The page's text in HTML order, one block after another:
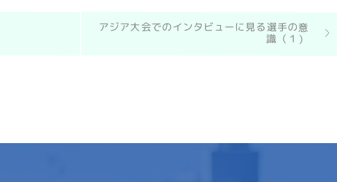
アジア大会でのインタビューに見る選手の意
識（１）